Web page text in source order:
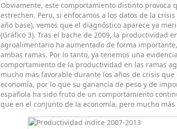
Obviamente, este comportamiento distinto provoca
estrechen. Pero, si enfocamos a los datos de la
año base), vemos que el diagnóstico aparece ya
(Gráfico 3). Tras el bache de 2009, la productividad
agroalimentario ha aumentado de forma
ambas ramas. Por lo tanto, ya tenemos una
comportamiento de la productividad en las ramas
mucho más favorable durante los años de crisis
economía, por lo que su ganancia de peso y de
española ha sido fruto de un comportamiento
que en el conjunto de la economía, pero mucho más